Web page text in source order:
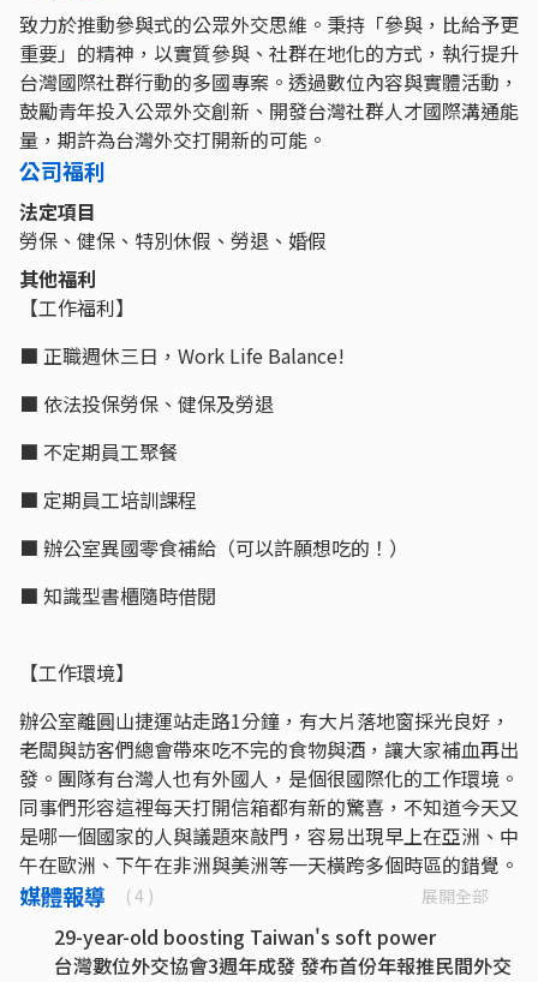
致力於推動參與式的公眾外交思維。秉持「參與，比給予更
重要」的精神，以實質參與、社群在地化的方式，執行提升
台灣國際社群行動的多國專案。透過數位內容與實體活動，
鼓勵青年投入公眾外交創新、開發台灣社群人才國際溝通能
量，期許為台灣外交打開新的可能。
公司福利
法定項目
勞保、健保、特別休假、勞退、婚假
其他福利
【工作福利】
■ 正職週休三日，Work Life Balance!
■ 依法投保勞保、健保及勞退
■ 不定期員工聚餐
■ 定期員工培訓課程
■ 辦公室異國零食補給（可以許願想吃的！）
■ 知識型書櫃隨時借閱
【工作環境】
辦公室離圓山捷運站走路1分鐘，有大片落地窗採光良好，
老闆與訪客們總會帶來吃不完的食物與酒，讓大家補血再出
發。團隊有台灣人也有外國人，是個很國際化的工作環境。
同事們形容這裡每天打開信箱都有新的驚喜，不知道今天又
是哪一個國家的人與議題來敲門，容易出現早上在亞洲、中
午在歐洲、下午在非洲與美洲等一天橫跨多個時區的錯覺。
媒體報導 ( 4 ) 展開全部
29-year-old boosting Taiwan's soft power
台灣數位外交協會3週年成發 發布首份年報推民間外交